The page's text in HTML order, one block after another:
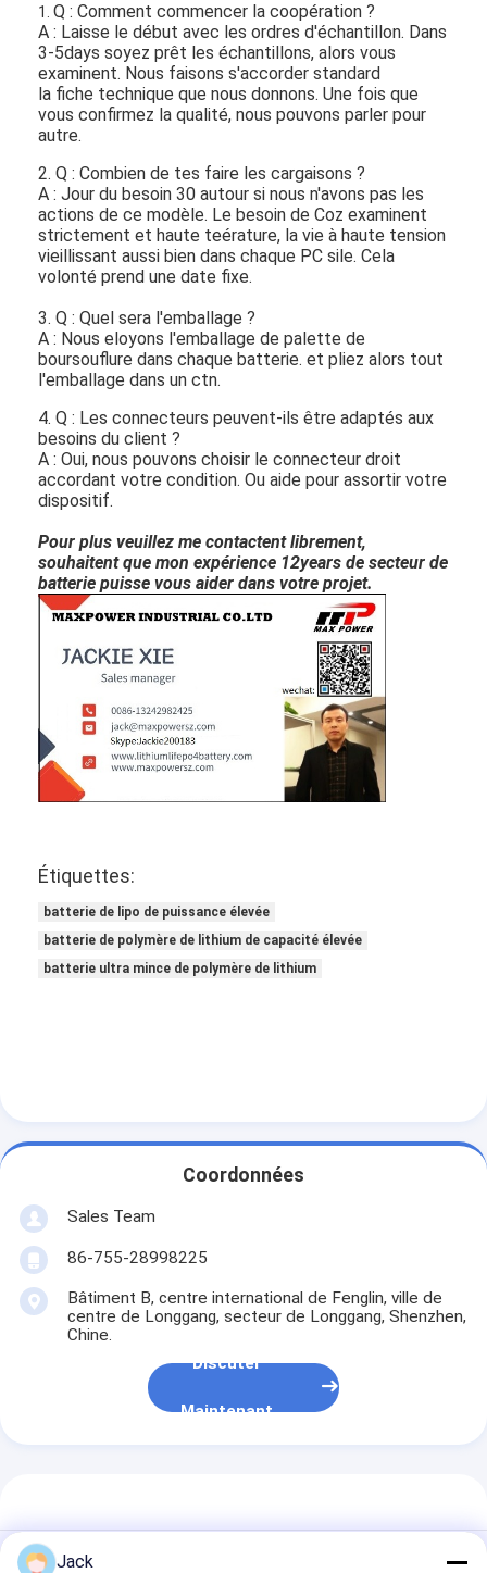
1.Q : Comment commencer la coopération ?
A : Laisse le début avec les ordres d'échantillon. Dans
3-5days soyez prêt les échantillons, alors vous
examinent. Nous faisons s'accorder standard
la fiche technique que nous donnons. Une fois que
vous confirmez la qualité, nous pouvons parler pour
autre.
2. Q : Combien de tes faire les cargaisons ?
A : Jour du besoin 30 autour si nous n'avons pas les
actions de ce modèle. Le besoin de Coz examinent
strictement et haute teérature, la vie à haute tension
vieillissant aussi bien dans chaque PC sile. Cela
volonté prend une date fixe.
3. Q : Quel sera l'emballage ?
A : Nous eloyons l'emballage de palette de
boursouflure dans chaque batterie. et pliez alors tout
l'emballage dans un ctn.
4. Q : Les connecteurs peuvent-ils être adaptés aux
besoins du client ?
A : Oui, nous pouvons choisir le connecteur droit
accordant votre condition. Ou aide pour assortir votre
dispositif.
Pour plus veuillez me contactent librement,
souhaitent que mon expérience 12years de secteur de
batterie puisse vous aider dans votre projet.
Étiquettes:
batterie de lipo de puissance élevée
batterie de polymère de lithium de capacité élevée
batterie ultra mince de polymère de lithium
Coordonnées
Sales Team
86-755-28998225
Bâtiment B, centre international de Fenglin, ville de
centre de Longgang, secteur de Longgang, Shenzhen,
Chine.
Discuter
Maintenant
Jack